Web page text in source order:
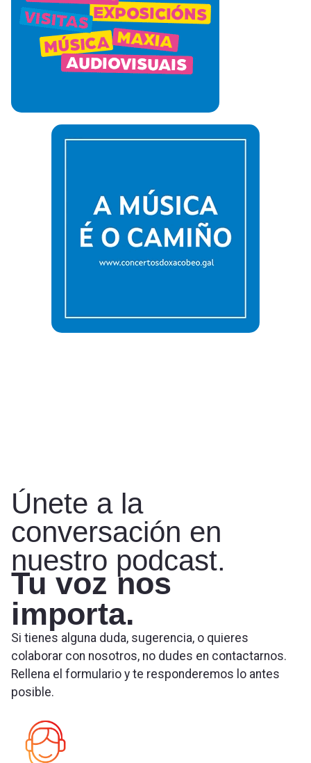
Únete a la
conversación en
nuestro podcast.
Tu voz nos
importa.
Si tienes alguna duda, sugerencia, o quieres
colaborar con nosotros, no dudes en contactarnos.
Rellena el formulario y te responderemos lo antes
posible.